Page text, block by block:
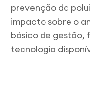
prevenção da
impacto sobre o
básico de gestão,
tecnologia